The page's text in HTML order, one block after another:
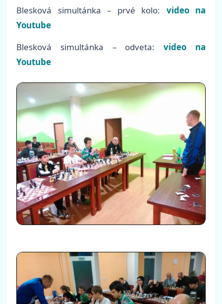
Blesková simultánka – prvé kolo: video na
Youtube
Blesková simultánka – odveta:video na
Youtube